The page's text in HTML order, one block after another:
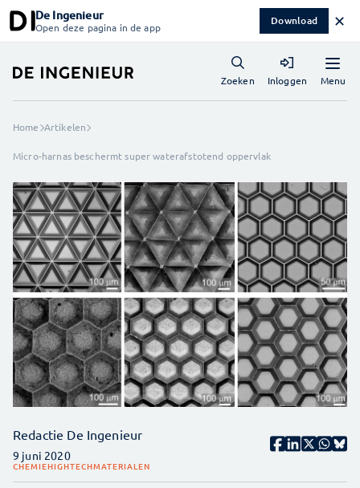
De Ingenieur
Open deze pagina in de app Download ✕
Menu
Zoeken Inloggen
Home Artikelen
Micro-harnas beschermt super waterafstotend oppervlak
Redactie De Ingenieur
9 juni 2020
CHEMIEHIGHTECHMATERIALEN